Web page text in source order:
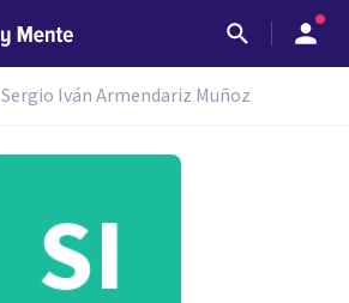
Sergio Iván Armendariz Muñoz